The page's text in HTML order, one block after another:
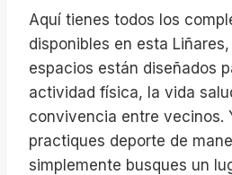
Aquí tienes todos los
disponibles en esta
espacios están diseñados
actividad física, la vida
convivencia entre vecinos.
practiques deporte de
simplemente busques un